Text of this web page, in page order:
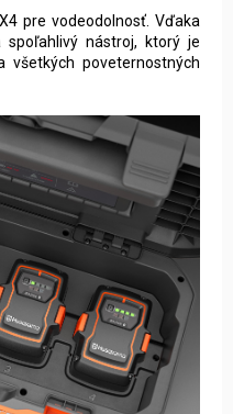
pre vodeodolnosť. Vďaka
nástroj, ktorý je
poveternostných